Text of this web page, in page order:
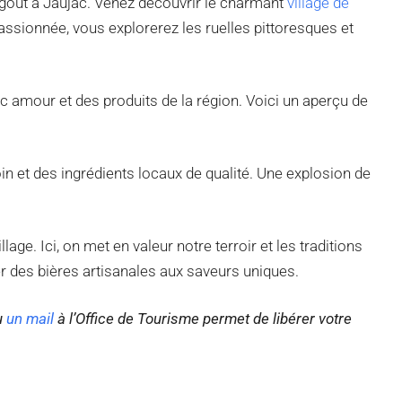
vous explorerez les ruelles pittoresques et
et des produits de la région. Voici un aperçu de
et des ingrédients locaux de qualité. Une explosion de
Ici, on met en valeur notre terroir et les traditions
bières artisanales aux saveurs uniques.
un mail à l’Office de Tourisme permet de libérer votre